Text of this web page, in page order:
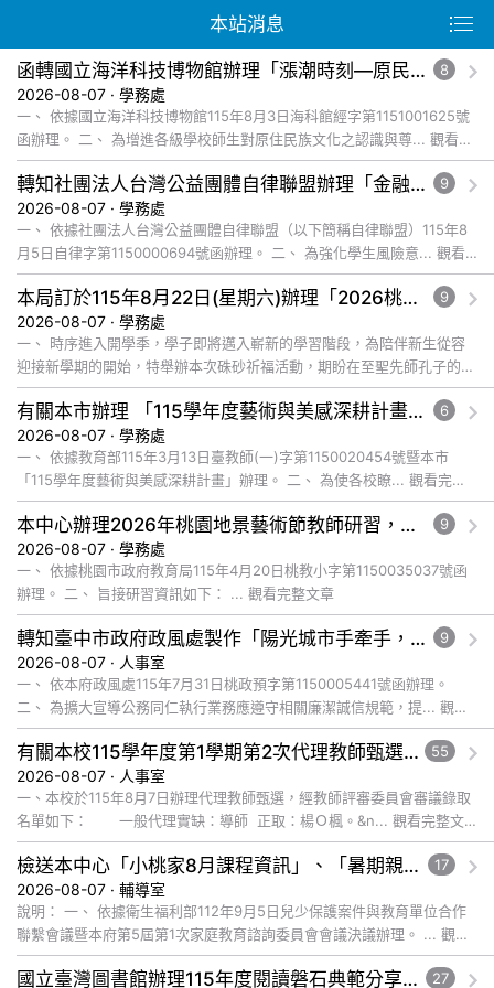
本站消息
函轉國立海洋科技博物館辦理「漲潮時刻—原民智慧主題探索課程」參訪補助案，請查照。 8
2026-08-07 · 學務處
一、 依據國立海洋科技博物館115年8月3日海科館經字第1151001625號
函辦理。 二、 為增進各級學校師生對原住民族文化之認識與尊... 觀看完
整文章
轉知社團法人台灣公益團體自律聯盟辦理「金融基礎教育教材」推廣工作坊一案，鼓勵貴校教師踴躍報名參加，並本權責核予出席教師公假登記， 詳如說明，請查照。 9
2026-08-07 · 學務處
一、 依據社團法人台灣公益團體自律聯盟（以下簡稱自律聯盟）115年8
月5日自律字第1150000694號函辦理。 二、 為強化學生風險意... 觀看
完整文章
本局訂於115年8月22日(星期六)辦理「2026桃園市孔廟祈福系列活動—儒門初開 智慧啟航」，請協助公告周知，詳如說明，請查照。 9
2026-08-07 · 學務處
一、 時序進入開學季，學子即將邁入嶄新的學習階段，為陪伴新生從容
迎接新學期的開始，特舉辦本次硃砂祈福活動，期盼在至聖先師孔子的智
慧啟發與祝福下，使學子開啟智慧，眼明心亮，未來學業順利、步步高
升... 觀看完整文章
有關本市辦理 「115學年度藝術與美感深耕計畫」申辦說明會一案，請踴躍參加，請查照。 6
2026-08-07 · 學務處
一、 依據教育部115年3月13日臺教師(一)字第1150020454號暨本市
「115學年度藝術與美感深耕計畫」辦理。 二、 為使各校瞭... 觀看完整
文章
本中心辦理2026年桃園地景藝術節教師研習，請惠予轉知貴校教師踴躍報名參加，請查照。 9
2026-08-07 · 學務處
一、 依據桃園市政府教育局115年4月20日桃教小字第1150035037號函
辦理。 二、 旨接研習資訊如下： ... 觀看完整文章
轉知臺中市政府政風處製作「陽光城市手牽手，綠能透明齊步走」動畫影片，請協助宣導運用，請查照。 9
2026-08-07 · 人事室
一、 依本府政風處115年7月31日桃政預字第1150005441號函辦理。
二、 為擴大宣導公務同仁執行業務應遵守相關廉潔誠信規範，提... 觀看
完整文章
有關本校115學年度第1學期第2次代理教師甄選錄取公告 55
2026-08-07 · 人事室
一、本校於115年8月7日辦理代理教師甄選，經教師評審委員會審議錄取
名單如下： 一般代理實缺：導師 正取：楊Ｏ楓。&n... 觀看完整文
章
檢送本中心「小桃家8月課程資訊」、「暑期親子電影營」、「祖孫樂淘桃」、「愛『原原』不絕-親子共學同樂會」、「邁向下一站幸福系列講座及成長團體」海報各1份，惠請貴機關(學校)運用多元管道宣導 17
2026-08-07 · 輔導室
說明： 一、 依據衛生福利部112年9月5日兒少保護案件與教育單位合作
聯繫會議暨本府第5屆第1次家庭教育諮詢委員會會議決議辦理。 ... 觀看
完整文章
國立臺灣圖書館辦理115年度閱讀磐石典範分享暨閱讀推動專業研習 27